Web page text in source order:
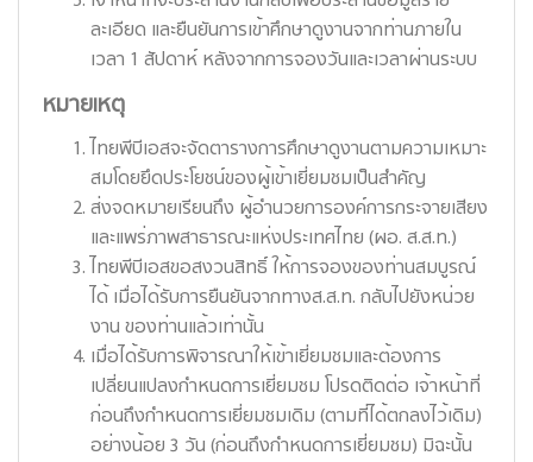
ละเอียด และยืนยันการเข้าศึกษาดูงานจากท่านภายใน
เวลา 1 สัปดาห์ หลังจากการจองวันและเวลาผ่านระบบ
หมายเหตุ
ไทยพีบีเอสจะจัดตารางการศึกษาดูงานตามความเหมาะ
สมโดยยึดประโยชน์ของผู้เข้าเยี่ยมชมเป็นสำคัญ
ส่งจดหมายเรียนถึง ผู้อำนวยการองค์การกระจายเสียง
และแพร่ภาพสาธารณะแห่งประเทศไทย (ผอ. ส.ส.ท.)
ไทยพีบีเอสขอสงวนสิทธิ์ ให้การจองของท่านสมบูรณ์
ได้ เมื่อได้รับการยืนยันจากทางส.ส.ท. กลับไปยังหน่วย
งาน ของท่านแล้วเท่านั้น
เมื่อได้รับการพิจารณาให้เข้าเยี่ยมชมและต้องการ
เปลี่ยนแปลงกำหนดการเยี่ยมชม โปรดติดต่อ เจ้าหน้าที่
ก่อนถึงกำหนดการเยี่ยมชมเดิม (ตามที่ได้ตกลงไว้เดิม)
อย่างน้อย 3 วัน (ก่อนถึงกำหนดการเยี่ยมชม) มิฉะนั้น